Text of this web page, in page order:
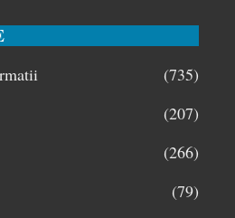
(735)
(207)
(266)
(79)